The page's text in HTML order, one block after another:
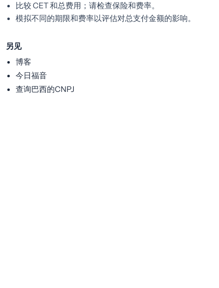
比较 CET 和总费用；请检查保险和费率。
模拟不同的期限和费率以评估对总支付金额的影响。
另见
博客
今日福音
查询巴西的CNPJ